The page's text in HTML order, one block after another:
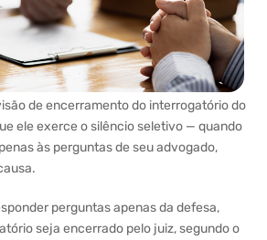
de encerramento do interrogatório do
ele exerce o silêncio seletivo — quando
às perguntas de seu advogado,
perguntas apenas da defesa,
seja encerrado pelo juiz, segundo o